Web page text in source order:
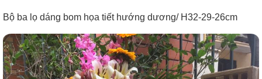
Bộ ba lọ dáng bom họa tiết hướng dương/ H32-29-26cm